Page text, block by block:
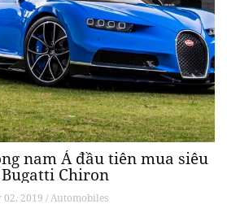
nam Á đầu tiên mua siêu
Chiron
02, 2019 / Automobiles